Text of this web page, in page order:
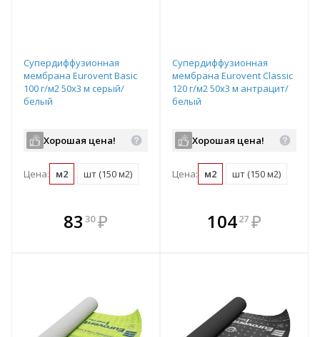
Супердиффузионная
мембрана Eurovent Basic
100 г/м2 50х3 м серый/
белый
Хорошая цена!
Цена: м2 шт (150 м2)
83 30 ₽
В комплекте
всегда выгоднее!
Супердиффузионная
мембрана Eurovent Classic
120 г/м2 50х3 м антрацит/
белый
Хорошая цена!
Цена: м2 шт (150 м2)
В комплекте
всегда выгоднее!
10427 ₽